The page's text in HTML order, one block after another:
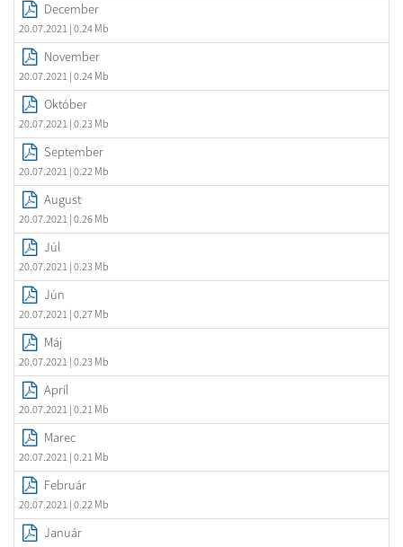
December
20.07.2021 | 0.24 Mb
November
20.07.2021 | 0.24 Mb
Október
20.07.2021 | 0.23 Mb
September
20.07.2021 | 0.22 Mb
August
20.07.2021 | 0.26 Mb
Júl
20.07.2021 | 0.23 Mb
Jún
20.07.2021 | 0.27 Mb
Máj
20.07.2021 | 0.23 Mb
Apríl
20.07.2021 | 0.21 Mb
Marec
20.07.2021 | 0.21 Mb
Február
20.07.2021 | 0.22 Mb
Január